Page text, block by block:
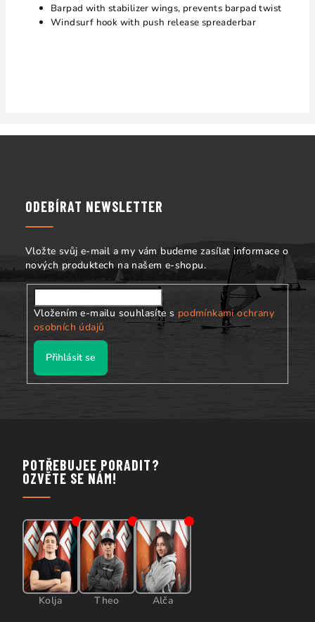
Barpad with stabilizer wings, prevents barpad twist
Windsurf hook with push release spreaderbar
ODEBÍRAT NEWSLETTER
Vložte svůj e-mail a my vám budeme zasílat informace o
nových produktech na našem e-shopu.
Vložením e-mailu souhlasíte s podmínkami ochrany
osobních údajů
Přihlásit se
POTŘEBUJEE PORADIT?
OZVĚTE SE NÁM!
Kolja Theo Alča